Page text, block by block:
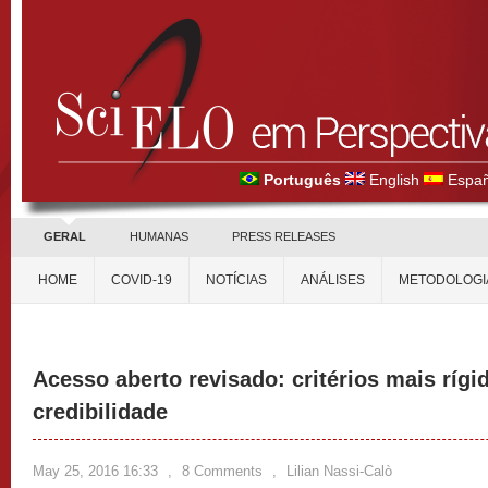
Português English
GERAL HUMANAS PRESS RELEASES
HOME COVID-19 NOTÍCIAS ANÁLISES
Acesso aberto revisado: critérios mais
credibilidade
May 25, 2016 16:33 , 8 Comments , Lilian Nassi-Calò